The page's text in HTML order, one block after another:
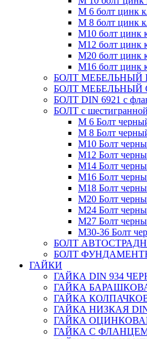
М 6 болт цинк
М 8 болт цинк
М10 болт цинк
М12 болт цинк
М20 болт цинк
М16 болт цинк
БОЛТ МЕБЕЛЬНЫЙ
БОЛТ МЕБЕЛЬНЫЙ
БОЛТ DIN 6921 c
БОЛТ с
М 6 Болт
М 8 Болт
М10 Болт
М12 Болт
М14 Болт
М16 Болт
М18 Болт
М20 Болт
М24 Болт
М27 Болт
М30-36 Болт
БОЛТ
БОЛТ
ГАЙКИ
ГАЙКА DIN 934
ГАЙКА
ГАЙКА
ГАЙКА НИЗКАЯ
ГАЙКА
ГАЙКА С ФЛАНЦЕМ